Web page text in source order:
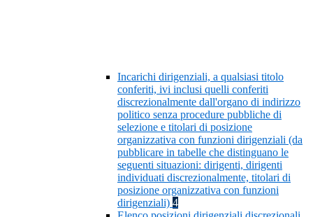
Incarichi dirigenziali, a qualsiasi titolo
conferiti, ivi inclusi quelli conferiti
discrezionalmente dall'organo di indirizzo
politico senza procedure pubbliche di
selezione e titolari di posizione
organizzativa con funzioni dirigenziali (da
pubblicare in tabelle che distinguano le
seguenti situazioni: dirigenti, dirigenti
individuati discrezionalmente, titolari di
posizione organizzativa con funzioni
dirigenziali) 4